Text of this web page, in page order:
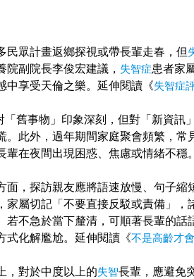
民眾計畫返鄉探視或帶長輩走春，但
院副院長李俊宏建議， 失智症患者家
中享受天倫之樂。延伸閱讀《失智症
「舊事物」印象深刻，但對「新資訊
。此外，過年期間家庭聚會頻繁，
輩在夜間出現困惑、焦慮或情緒不穩
面，探訪親友應將語速放慢、句子
家屬切記「不要直接反駁或責備」
若不急於當下釐清，可順著長輩的
式化解尷尬。延伸閱讀《不是高齡才
，對於中度以上的失智長輩，應避免